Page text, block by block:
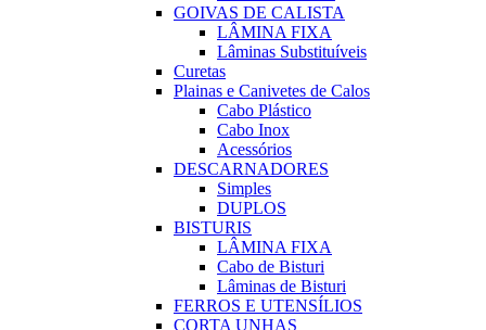
GOIVAS DE CALISTA
LÂMINA FIXA
Lâminas Substituíveis
Curetas
Plainas e Canivetes de Calos
Cabo Plástico
Cabo Inox
Acessórios
DESCARNADORES
Simples
DUPLOS
BISTURIS
LÂMINA FIXA
Cabo de Bisturi
Lâminas de Bisturi
FERROS E UTENSÍLIOS
CORTA UNHAS